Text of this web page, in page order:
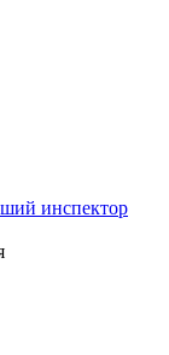
инспектор